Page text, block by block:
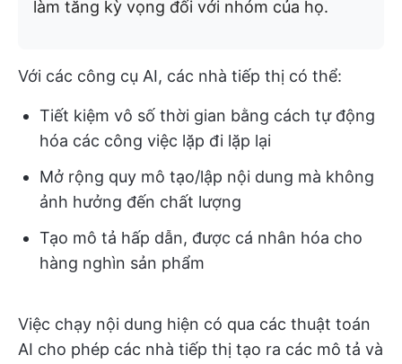
làm tăng kỳ vọng đối với nhóm của họ.
Với các công cụ AI, các nhà tiếp thị có thể:
Tiết kiệm vô số thời gian bằng cách tự động
hóa các công việc lặp đi lặp lại
Mở rộng quy mô tạo/lập nội dung mà không
ảnh hưởng đến chất lượng
Tạo mô tả hấp dẫn, được cá nhân hóa cho
hàng nghìn sản phẩm
Việc chạy nội dung hiện có qua các thuật toán
AI cho phép các nhà tiếp thị tạo ra các mô tả và